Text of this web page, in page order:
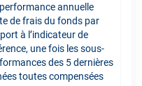
annuelle
de frais du fonds par
à l’indicateur de
une fois les sous-
des 5 dernières
toutes compensées